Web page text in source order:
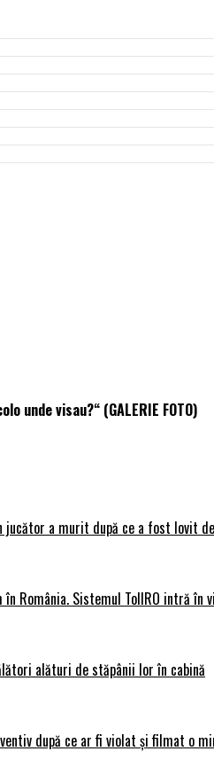
unde visau?“ (GALERIE FOTO)
jucător a murit după ce a fost lovit
România. Sistemul TollRO intră în
alături de stăpânii lor în cabină
după ce ar fi violat și filmat o